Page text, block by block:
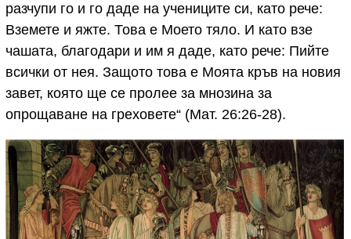
разчупи го и го даде на учениците си, като рече:
Вземете и яжте. Това е Моето тяло. И като взе
чашата, благодари и им я даде, като рече: Пийте
всички от нея. Защото това е Моята кръв на новия
завет, която ще се пролее за мнозина за
опрощаване на греховете“ (Мат. 26:26-28).